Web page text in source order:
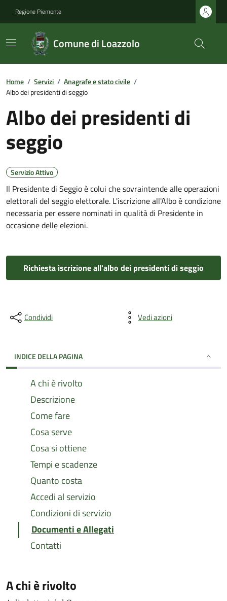
Regione Piemonte
Comune di Loazzolo
Home / Servizi / Anagrafe e stato civile /
Albo dei presidenti di seggio
Albo dei presidenti di
seggio
Servizio Attivo
Il Presidente di Seggio è colui che sovraintende alle operazioni
elettorali del seggio elettorale. L'iscrizione all'Albo è condizione
necessaria per essere nominati in qualità di Presidente in
occasione delle elezioni.
Richiesta iscrizione all'albo dei presidenti di seggio
Condividi Vedi azioni
INDICE DELLA PAGINA
A chi è rivolto
Descrizione
Come fare
Cosa serve
Cosa si ottiene
Tempi e scadenze
Quanto costa
Accedi al servizio
Condizioni di servizio
Documenti e Allegati
Contatti
A chi è rivolto